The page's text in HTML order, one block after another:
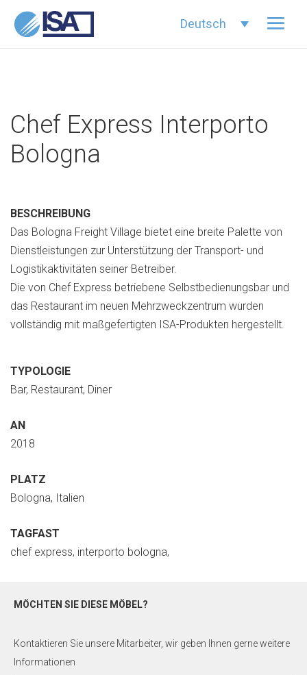
Deutsch
Chef Express Interporto
Bologna
BESCHREIBUNG
Das Bologna Freight Village bietet eine breite Palette von
Dienstleistungen zur Unterstützung der Transport- und
Logistikaktivitäten seiner Betreiber.
Die von Chef Express betriebene Selbstbedienungsbar und
das Restaurant im neuen Mehrzweckzentrum wurden
vollständig mit maßgefertigten ISA-Produkten hergestellt.
TYPOLOGIE
Bar, Restaurant, Diner
AN
2018
PLATZ
Bologna, Italien
TAGFAST
chef express, interporto bologna,
MÖCHTEN SIE DIESE MÖBEL?
Kontaktieren Sie unsere Mitarbeiter, wir geben Ihnen gerne weitere
Informationen